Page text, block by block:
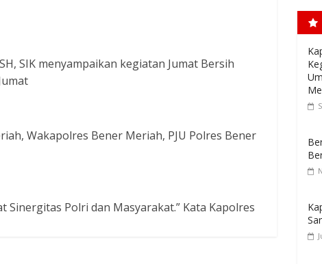
SIK menyampaikan kegiatan Jumat Bersih
Wakapolres Bener Meriah, PJU Polres Bener
Polri dan Masyarakat.” Kata Kapolres